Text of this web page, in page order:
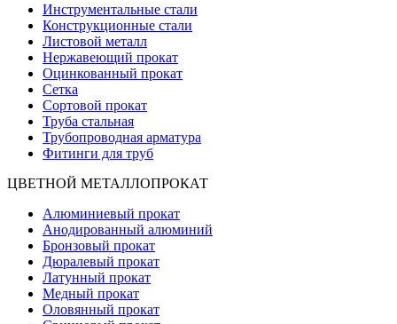
Инструментальные стали
Конструкционные стали
Листовой металл
Нержавеющий прокат
Оцинкованный прокат
Сетка
Сортовой прокат
Труба стальная
Трубопроводная арматура
Фитинги для труб
ЦВЕТНОЙ МЕТАЛЛОПРОКАТ
Алюминиевый прокат
Анодированный алюминий
Бронзовый прокат
Дюралевый прокат
Латунный прокат
Медный прокат
Оловянный прокат